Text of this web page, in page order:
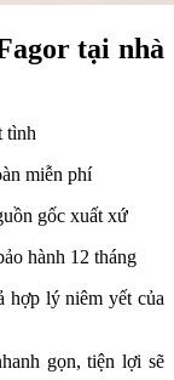
tại nhà
tình
miễn phí
gốc xuất xứ
hành 12 tháng
lý niêm yết của
gọn, tiện lợi sẽ